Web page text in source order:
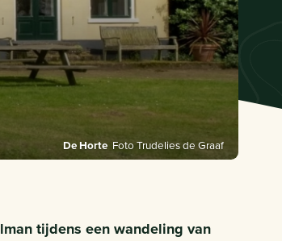
De Horte Foto Trudelies de Graaf
tijdens een wandeling van